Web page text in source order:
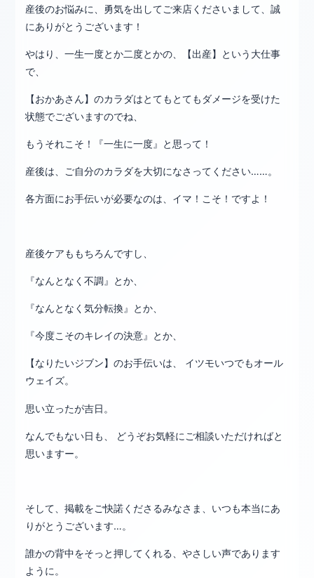
産後のお悩みに、勇気を出してご来店くださいまして、誠
にありがとうございます！
やはり、一生一度とか二度とかの、【出産】という大仕事
で、
【おかあさん】のカラダはとてもとてもダメージを受けた
状態でございますのでね、
もうそれこそ！『一生に一度』と思って！
産後は、ご自分のカラダを大切になさってください……。
各方面にお手伝いが必要なのは、イマ！こそ！ですよ！
産後ケアももちろんですし、
『なんとなく不調』とか、
『なんとなく気分転換』とか、
『今度こそのキレイの決意』とか、
【なりたいジブン】のお手伝いは、 イツモいつでもオール
ウェイズ。
思い立ったが吉日。
なんでもない日も、 どうぞお気軽にご相談いただければと
思いますー。
そして、掲載をご快諾くださるみなさま、いつも本当にあ
りがとうございます…。
誰かの背中をそっと押してくれる、やさしい声であります
ように。